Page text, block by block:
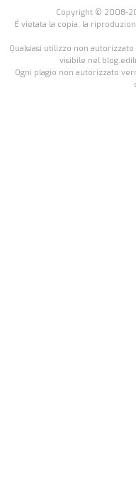
Copyright © 2008-
É vietata la copia, la
Qualsiasi utilizzo non
visibile nel
Ogni plagio non autorizzato